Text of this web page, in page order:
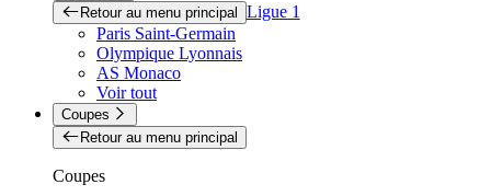
Retour au menu principal Ligue 1
Paris Saint-Germain
Olympique Lyonnais
AS Monaco
Voir tout
Coupes
Retour au menu principal
Coupes